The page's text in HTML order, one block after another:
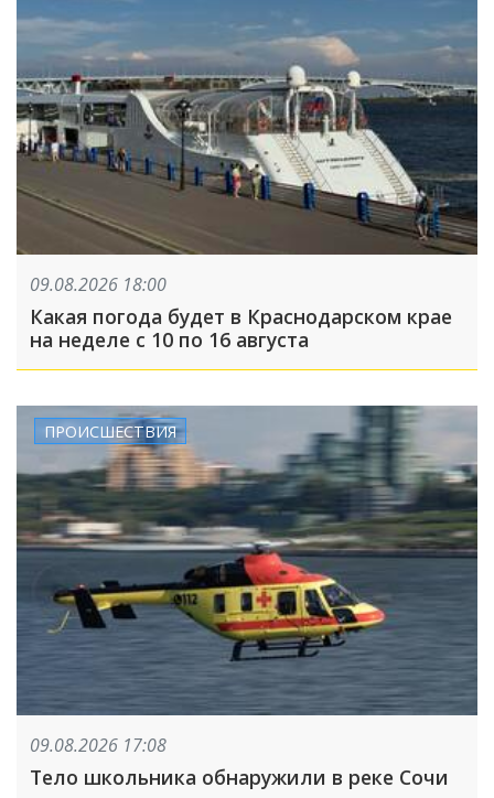
09.08.2026 18:00
Какая погода будет в Краснодарском крае
на неделе с 10 по 16 августа
ПРОИСШЕСТВИЯ
09.08.2026 17:08
Тело школьника обнаружили в реке Сочи